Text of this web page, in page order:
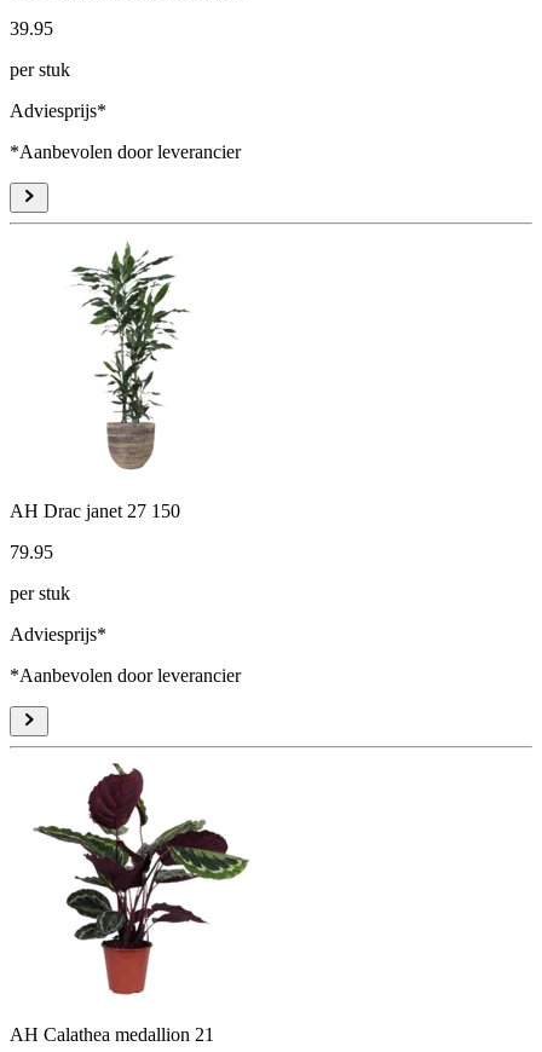
39.95
per stuk
Adviesprijs*
*Aanbevolen door leverancier
AH Drac janet 27 150
79.95
per stuk
Adviesprijs*
*Aanbevolen door leverancier
AH Calathea medallion 21